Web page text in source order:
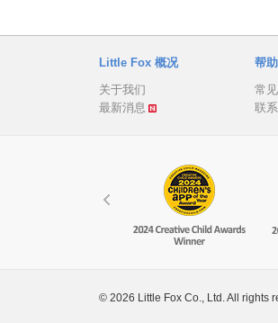
Little Fox 概况
关于我们
最新消息
帮助
常
联
© 2026 Little Fox Co., Ltd. All rights